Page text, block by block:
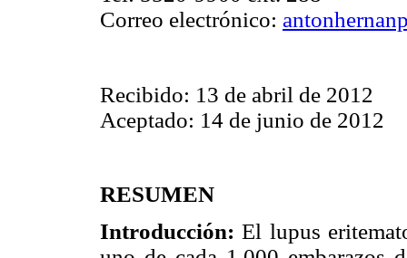
Correo electrónico:
Recibido: 13 de abril de 2012
Aceptado: 14 de junio de 2012
RESUMEN
Introducción: El lupus